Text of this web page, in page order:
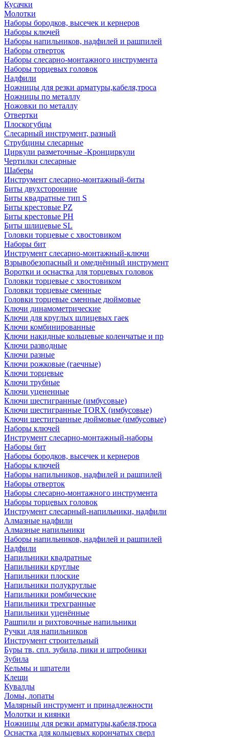
Кусачки
Молотки
Наборы бородков, высечек и кернеров
Наборы ключей
Наборы напильников, надфилей и рашпилей
Наборы отверток
Наборы слесарно-монтажного инструмента
Наборы торцевых головок
Надфили
Ножницы для резки арматуры,кабеля,троса
Ножницы по металлу
Ножовки по металлу
Отвертки
Плоскогубцы
Слесарный инструмент, разный
Струбцины слесарные
Циркули разметочные -Кронциркули
Чертилки слесарные
Шаберы
Инструмент слесарно-монтажный-биты
Биты двухсторонние
Биты квадратные тип S
Биты крестовые РZ
Биты крестовые РН
Биты шлицевые SL
Головки торцевые с хвостовиком
Наборы бит
Инструмент слесарно-монтажный-ключи
Взрывобезопасный и омеднённый инструмент
Воротки и оснаcтка для торцевых головок
Головки торцевые с хвостовиком
Головки торцевые сменные
Головки торцевые сменные дюймовые
Ключи динамометрические
Ключи для круглых шлицевых гаек
Ключи комбинированные
Ключи накидные кольцевые коленчатые и пр
Ключи разводные
Ключи разные
Ключи рожковые (гаечные)
Ключи торцевые
Ключи трубные
Ключи уцененные
Ключи шестигранные (имбусовые)
Ключи шестигранные TORX (имбусовые)
Ключи шестигранные дюймовые (имбусовые)
Наборы ключей
Инструмент слесарно-монтажный-наборы
Наборы бит
Наборы бородков, высечек и кернеров
Наборы ключей
Наборы напильников, надфилей и рашпилей
Наборы отверток
Наборы слесарно-монтажного инструмента
Наборы торцевых головок
Инструмент слесарный-напильники, надфили
Алмазные надфили
Алмазные напильники
Наборы напильников, надфилей и рашпилей
Надфили
Напильники квадратные
Напильники круглые
Напильники плоские
Напильники полукруглые
Напильники ромбические
Напильники трехгранные
Напильники уценённые
Рашпили и рихтовочные напильники
Ручки для напильников
Инструмент строительный
Буры тв. спл. зубила, пики и штробники
Зубила
Кельмы и шпатели
Клещи
Кувалды
Ломы, лопаты
Малярный инструмент и принадлежности
Молотки и киянки
Ножницы для резки арматуры,кабеля,троса
Оснастка для кольцевых корончатых сверл